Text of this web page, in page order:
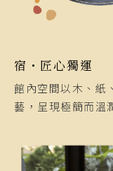
宿・匠心獨運
館內空間以木、紙
藝，呈現極簡而溫